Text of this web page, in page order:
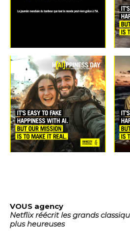
VOUS agency
Netflix réécrit les grands
plus heureuses